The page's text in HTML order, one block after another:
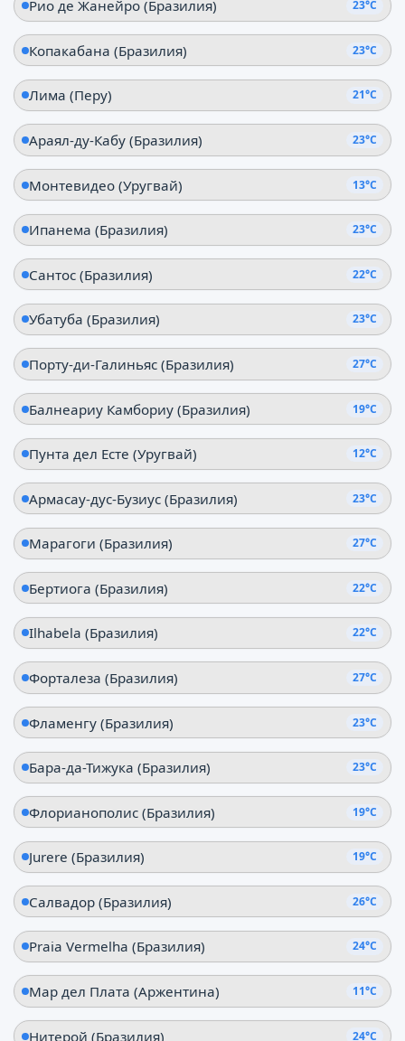
Рио де Жанейро (Бразилия) 23°C
Копакабана (Бразилия) 23°C
Лима (Перу) 21°C
Араял-ду-Кабу (Бразилия) 23°C
Монтевидео (Уругвай) 13°C
Ипанема (Бразилия) 23°C
Сантос (Бразилия) 22°C
Убатуба (Бразилия) 23°C
Порту-ди-Галиньяс (Бразилия) 27°C
Балнеариу Камбориу (Бразилия) 19°C
Пунта дел Есте (Уругвай) 12°C
Армасау-дус-Бузиус (Бразилия) 23°C
Марагоги (Бразилия) 27°C
Бертиога (Бразилия) 22°C
Ilhabela (Бразилия) 22°C
Форталеза (Бразилия) 27°C
Фламенгу (Бразилия) 23°C
Бара-да-Тижука (Бразилия) 23°C
Флорианополис (Бразилия) 19°C
Jurere (Бразилия) 19°C
Салвадор (Бразилия) 26°C
Praia Vermelha (Бразилия) 24°C
Мар дел Плата (Аржентина) 11°C
Нитерой (Бразилия) 24°C